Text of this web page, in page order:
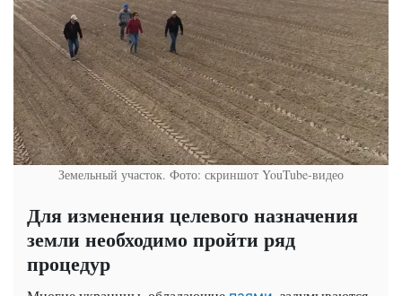
Земельный участок. Фото: скриншот YouTube-видео
Для изменения целевого назначения
земли необходимо пройти ряд
процедур